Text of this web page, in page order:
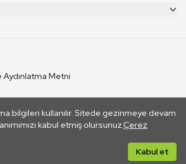
bilgileri kullanılır. Sitede gezinmeye devam
kabul etmiş olursunuz.Çerez
Kabul et
Aydınlatma Metni
©2026 TRT. Bağlantı yoluyla gidilen dış